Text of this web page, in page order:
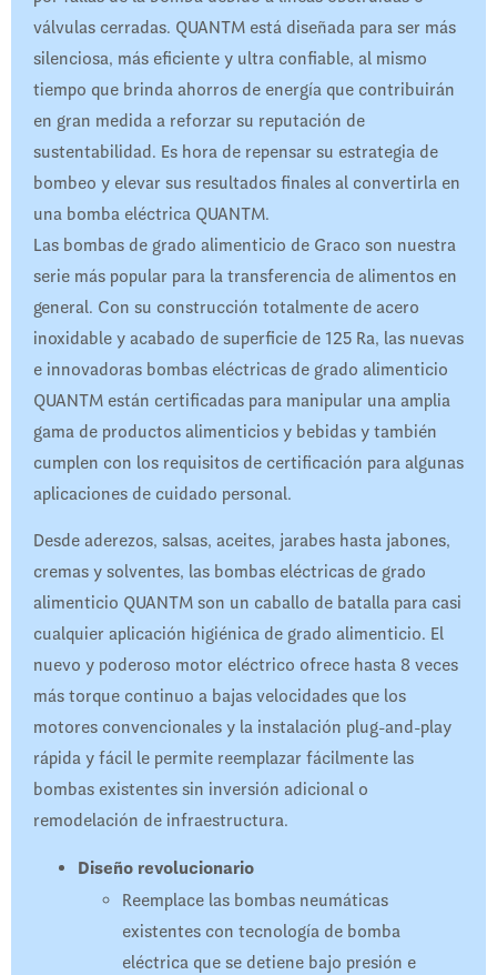
válvulas cerradas. QUANTM está diseñada para ser más
silenciosa, más eficiente y ultra confiable, al mismo
tiempo que brinda ahorros de energía que contribuirán
en gran medida a reforzar su reputación de
sustentabilidad. Es hora de repensar su estrategia de
bombeo y elevar sus resultados finales al convertirla en
una bomba eléctrica QUANTM.
Las bombas de grado alimenticio de Graco son nuestra
serie más popular para la transferencia de alimentos en
general. Con su construcción totalmente de acero
inoxidable y acabado de superficie de 125 Ra, las nuevas
e innovadoras bombas eléctricas de grado alimenticio
QUANTM están certificadas para manipular una amplia
gama de productos alimenticios y bebidas y también
cumplen con los requisitos de certificación para algunas
aplicaciones de cuidado personal.
Desde aderezos, salsas, aceites, jarabes hasta jabones,
cremas y solventes, las bombas eléctricas de grado
alimenticio QUANTM son un caballo de batalla para casi
cualquier aplicación higiénica de grado alimenticio. El
nuevo y poderoso motor eléctrico ofrece hasta 8 veces
más torque continuo a bajas velocidades que los
motores convencionales y la instalación plug-and-play
rápida y fácil le permite reemplazar fácilmente las
bombas existentes sin inversión adicional o
remodelación de infraestructura.
Diseño revolucionario
Reemplace las bombas neumáticas
existentes con tecnología de bomba
eléctrica que se detiene bajo presión e